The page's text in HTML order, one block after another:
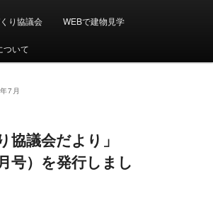
り協議会 WEBで建物見学
ついて
7月
協議会だより」
号）を発行しまし